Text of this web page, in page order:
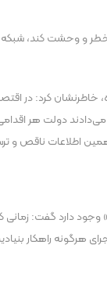
و وحشت کند،
کرد: در
همین اطلاعات ناقص
وجود دارد گفت:
راهکار بنیادین